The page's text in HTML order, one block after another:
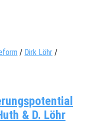
/ Dirk Löhr /
& D. Löhr